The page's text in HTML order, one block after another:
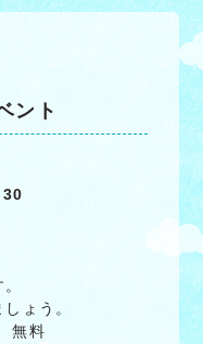
ント
ょう。
無料